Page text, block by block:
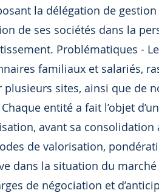
la délégation de gestion
de ses sociétés dans la
Problématiques -
familiaux et salariés,
sites, ainsi que de
entité a fait l’objet
avant sa consolidation
de valorisation,
dans la situation du
de négociation et